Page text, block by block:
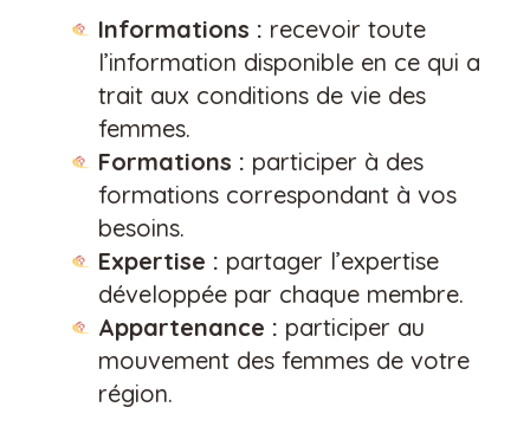
Informations : recevoir toute
l’information disponible en ce qui a
trait aux conditions de vie des
femmes.
Formations : participer à des
formations correspondant à vos
besoins.
Expertise : partager l’expertise
développée par chaque membre.
Appartenance : participer au
mouvement des femmes de votre
région.